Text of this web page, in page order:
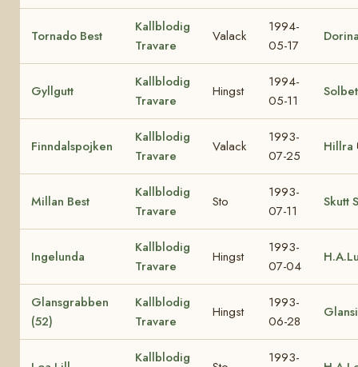
Tornado Best
Kallblodig
Travare
Valack
1994-
05-17
Gyllgutt
Kallblodig
Travare
Hingst
1994-
05-11
Finndalspojken
Kallblodig
Travare
Valack
1993-
07-25
Hillra
Millan Best
Kallblodig
Travare
Sto
1993-
07-11
Skutt
Ingelunda
Kallblodig
Travare
Hingst
1993-
07-04
Glansgrabben
(52)
Kallblodig
Travare
Hingst
1993-
06-28
Kallblodig
1993-